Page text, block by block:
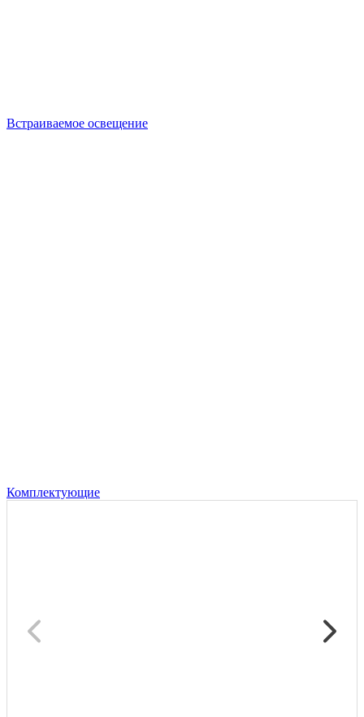
Встраиваемое освещение
Комплектующие